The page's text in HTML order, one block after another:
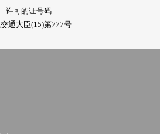
许可的证号码
通大臣(15)第777号